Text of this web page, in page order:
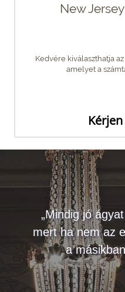
New
Kedvére kiválaszthatja
amelyet a
„Mindig jó
mert ha nem az
a